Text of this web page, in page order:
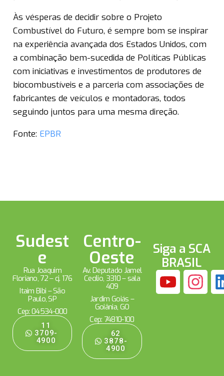
Às vésperas de decidir sobre o Projeto
Combustível do Futuro, é sempre bom se inspirar
na experiência avançada dos Estados Unidos, com
a combinação bem-sucedida de Políticas Públicas
com iniciativas e investimentos de produtores de
biocombustíveis e a parceria com associações de
fabricantes de veículos e montadoras, todos
seguindo juntos para uma mesma direção.
Fonte: EPBR
Sudest
e
Rua Joaquim
Floriano, 72 – cj. 176
Itaim Bibi – São
Paulo, SP
Cep: 04534-000
11
3709-
4900
Centro-
Oeste
Av. Deputado Jamel
Cecílio, 3310 – sala
409
Jardim Goiás –
Goiânia, GO
Cep: 74810-100
62
3878-
4900
Siga a SCA
BRASIL